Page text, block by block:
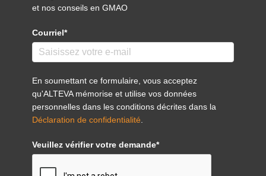
et nos conseils en GMAO
Courriel*
En soumettant ce formulaire, vous acceptez
qu'ALTEVA mémorise et utilise vos données
personnelles dans les conditions décrites dans la
Déclaration de confidentialité
Veuillez vérifier votre demande*